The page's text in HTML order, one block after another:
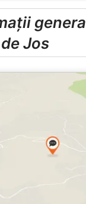
Jos